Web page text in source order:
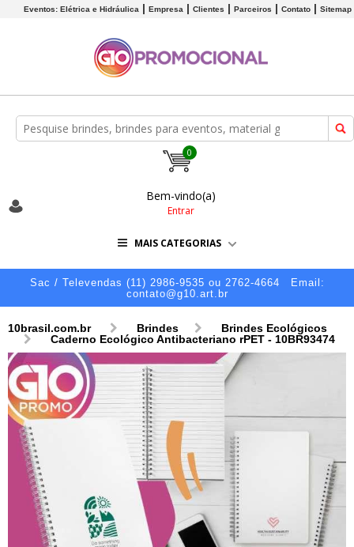
Eventos: Elétrica e Hidráulica Empresa Clientes Parceiros Contato Sitemap
0
Bem-vindo(a)
Entrar
MAIS CATEGORIAS
Sac / Televendas (11) 2986-9535 ou 2762-4664
Email:
contato@g10.art.br
10brasil.com.br Brindes
Brindes Ecológicos
Caderno Ecológico Antibacteriano rPET - 10BR93474